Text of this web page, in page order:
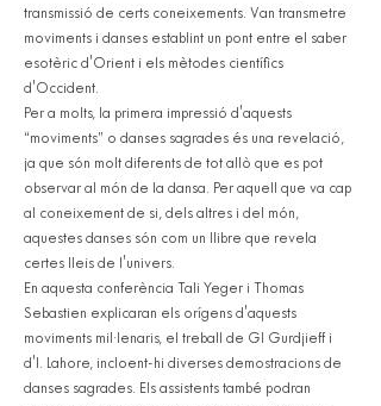
transmissió de certs coneixements. Van transmetre
moviments i danses establint un pont entre el saber
esotèric d'Orient i els mètodes científics
d'Occident.
Per a molts, la primera impressió d'aquests
“moviments” o danses sagrades és una revelació,
ja que són molt diferents de tot allò que es pot
observar al món de la dansa. Per aquell que va cap
al coneixement de si, dels altres i del món,
aquestes danses són com un llibre que revela
certes lleis de l'univers.
En aquesta conferència Tali Yeger i Thomas
Sebastien explicaran els orígens d'aquests
moviments mil·lenaris, el treball de GI Gurdjieff i
d'I. Lahore, incloent-hi diverses demostracions de
danses sagrades. Els assistents també podran